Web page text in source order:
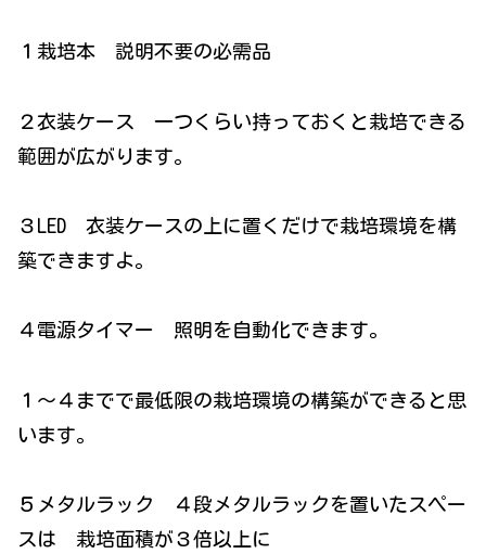
１栽培本 説明不要の必需品
２衣装ケース 一つくらい持っておくと栽培できる
範囲が広がります。
３LED 衣装ケースの上に置くだけで栽培環境を構
築できますよ。
４電源タイマー 照明を自動化できます。
１〜４までで最低限の栽培環境の構築ができると思
います。
５メタルラック ４段メタルラックを置いたスペー
スは 栽培面積が３倍以上に